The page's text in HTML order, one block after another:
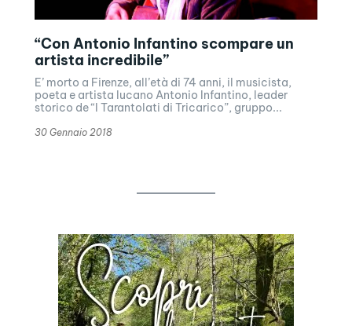
“Con Antonio Infantino scompare un
artista incredibile”
E’ morto a Firenze, all’età di 74 anni, il musicista,
poeta e artista lucano Antonio Infantino, leader
storico de “I Tarantolati di Tricarico”, gruppo...
30 Gennaio 2018